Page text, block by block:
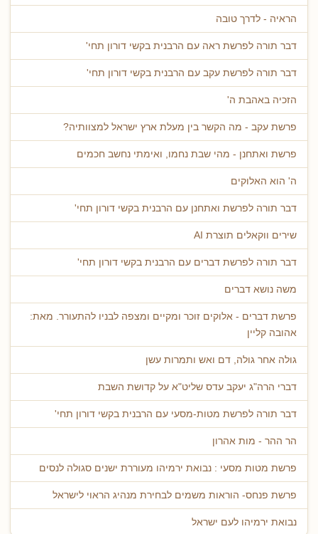
הראיה - לדרך טובה
דבר תורה לפרשת ראה עם הרבנית בקשי דורון תחי'
דבר תורה לפרשת עקב עם הרבנית בקשי דורון תחי'
הזכיה באהבת ה'
פרשת עקב - מה הקשר בין מעלת ארץ ישראל למצוותיה?
פרשת ואתחנן - מהי שבת נחמו, ואימתי נחשב חכמים
ה' הוא האלוקים
דבר תורה לפרשת ואתחנן עם הרבנית בקשי דורון תחי'
שירים ווקאלים תוצרת AI
דבר תורה לפרשת דברים עם הרבנית בקשי דורון תחי'
משה נושא דברים
פרשת דברים - אלוקים זוכר ומקיים ומצפה לבניו להתעורר. מאת:
אהובה קליין
גולה אחר גולה, דם ואש ותמרות עשן
דברי הרה"ג יעקב עדס שליט"א על קדושת השבת
דבר תורה לפרשת מטות-מסעי עם הרבנית בקשי דורון תחי'
הר ההר - מות אהרון
פרשת מטות מסעי : נבואת ירמיהו מעוררת ישנים סגולה לנסים
פרשת פנחס- הוראות משמים לבחירת מנהיג הראוי לישראל
נבואת ירמיהו לעם ישראל